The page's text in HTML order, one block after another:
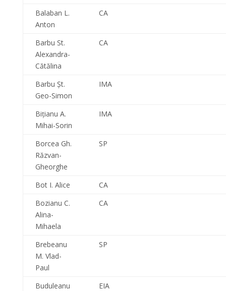
Balaban L.
Anton
CA
Barbu St.
Alexandra-
Cătălina
CA
Barbu Şt.
Geo-Simon
IMA
Biţianu A.
Mihai-Sorin
IMA
Borcea Gh.
Răzvan-
Gheorghe
SP
Bot I. Alice
CA
Bozianu C.
Alina-
Mihaela
CA
Brebeanu
M. Vlad-
Paul
SP
Buduleanu
EIA